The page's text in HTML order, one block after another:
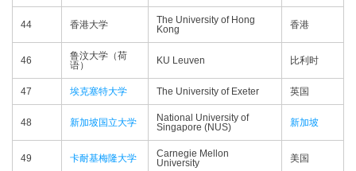
44 香港大学
The University of Hong
Kong
香港
46
鲁汶大学（荷
语）
KU Leuven 比利时
47 埃克塞特大学 The University of Exeter 英国
48 新加坡国立大学
National University of
Singapore (NUS)
新加坡
49 卡耐基梅隆大学
Carnegie Mellon
University
美国